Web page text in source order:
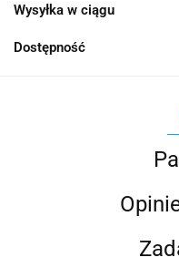
Wysyłka w ciągu
Dostępność